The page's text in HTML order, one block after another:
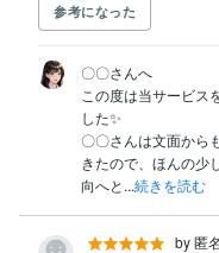
参考になった
〇〇さんへ
この度は当サービス
した✨
〇〇さんは文面から
きたので、ほんの少
向へと...続きを読む
by 匿名